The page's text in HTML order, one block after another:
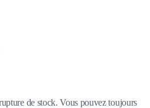
de stock. Vous pouvez toujours